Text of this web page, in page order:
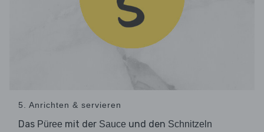
5. Anrichten & servieren
Das Püree mit der Sauce und den Schnitzeln